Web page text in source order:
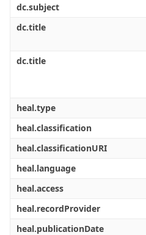
dc.subject
dc.title
dc.title
heal.type
heal.classification
heal.classificationURI
heal.language
heal.access
heal.recordProvider
heal.publicationDate